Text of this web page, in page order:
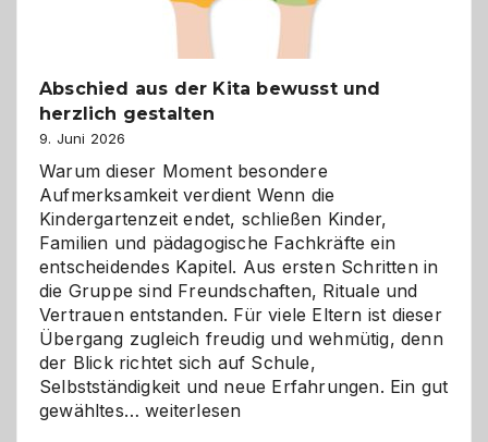
Abschied aus der Kita bewusst und
herzlich gestalten
9. Juni 2026
Warum dieser Moment besondere
Aufmerksamkeit verdient Wenn die
Kindergartenzeit endet, schließen Kinder,
Familien und pädagogische Fachkräfte ein
entscheidendes Kapitel. Aus ersten Schritten in
die Gruppe sind Freundschaften, Rituale und
Vertrauen entstanden. Für viele Eltern ist dieser
Übergang zugleich freudig und wehmütig, denn
der Blick richtet sich auf Schule,
Selbstständigkeit und neue Erfahrungen. Ein gut
gewähltes…Abschied
weiterlesen